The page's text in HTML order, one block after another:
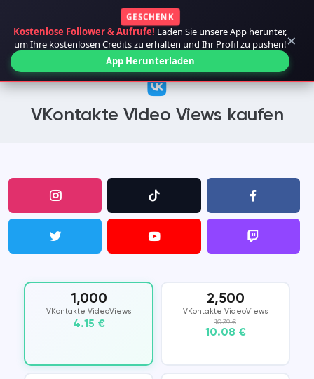
GESCHENK
Kostenlose Follower & Aufrufe! Laden Sie unsere App herunter,
um Ihre kostenlosen Credits zu erhalten und Ihr Profil zu pushen!
App Herunterladen
×
VKontakte Video Views kaufen
1,000
VKontakte VideoViews
4.15 €
2,500
VKontakte VideoViews
10.39 €
10.08 €